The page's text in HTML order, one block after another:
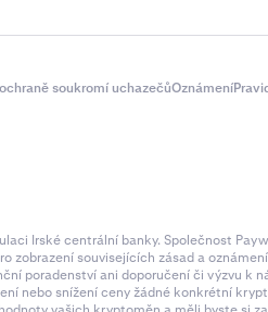
soukromí uchazečůOznámení
Irské centrální banky. Společnost
zobrazení souvisejících zásad a
poradenství ani doporučení či výzvu
nebo snížení ceny žádné konkrétní